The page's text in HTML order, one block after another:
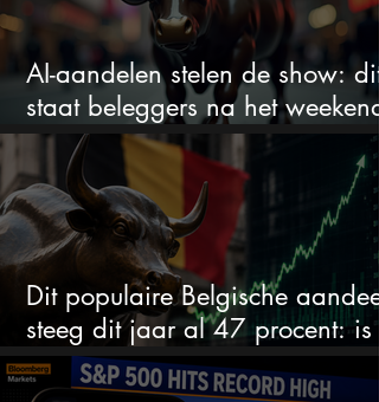
AI-aandelen stelen de show: dit
staat beleggers na het weekend
te wachten
Dit populaire Belgische aandeel
steeg dit jaar al 47 procent: is
ruimte voor meer?